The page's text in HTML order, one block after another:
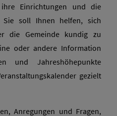
Einrichtungen und die
Sie soll Ihnen helfen, sich
die Gemeinde kundig zu
oder andere Information
und Jahreshöhepunkte
gezielt
Anregungen und Fragen,